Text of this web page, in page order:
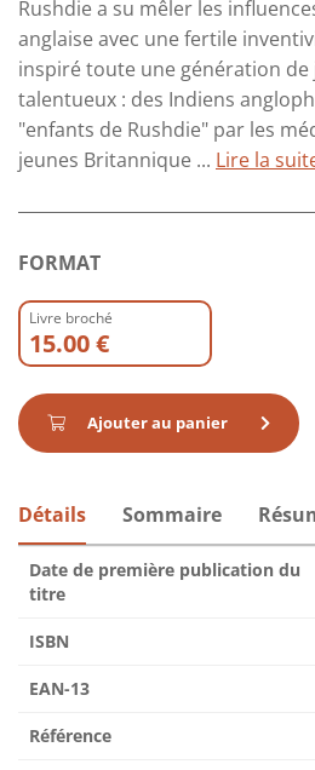
Rushdie a su mêler les
anglaise avec une fertile
inspiré toute une génération de
talentueux : des Indiens
"enfants de Rushdie" par les
jeunes Britannique ... Lire la
FORMAT
Livre broché
15.00 €
Ajouter au panier
Détails Sommaire
Date de première publication du
titre
ISBN
EAN-13
Référence